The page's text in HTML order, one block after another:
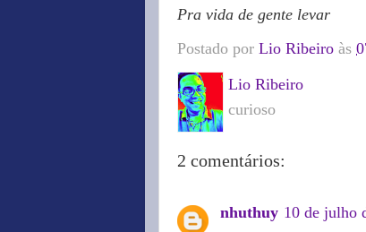
Pra vida de gente levar
Postado por Lio Ribeiro às
Lio Ribeiro
curioso
2 comentários:
nhuthuy 10 de julho